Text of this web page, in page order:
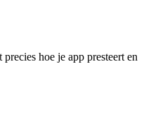
hoe je app presteert en